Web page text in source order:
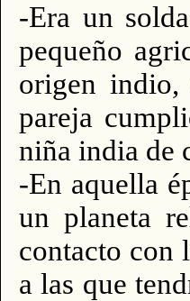
-Era un
pequeño
origen
pareja
niña india de
-En aquella
un planeta
contacto con
a las que